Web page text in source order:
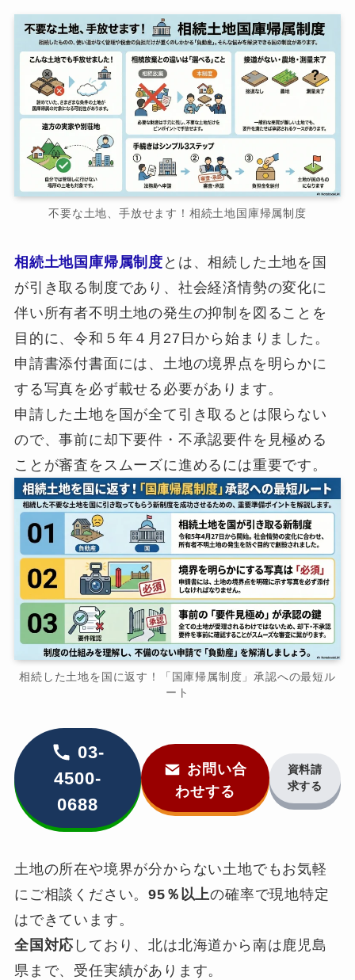
不要な土地、手放せます！相続土地国庫帰属制度
相続土地国庫帰属制度 とは、相続した土地を国
が引き取る制度であり、社会経済情勢の変化に
伴い所有者不明土地の発生の抑制を図ることを
目的に、令和５年４月27日から始まりました。
申請書添付書面には、土地の境界点を明らかに
する写真を必ず載せる必要があります。
申請した土地を国が全て引き取るとは限らない
ので、事前に却下要件・不承認要件を見極める
ことが審査をスムーズに進めるには重要です。
相続した土地を国に返す！「国庫帰属制度」承認への最短ル
ート
03-
4500-
0688
お問い合
わせする
資料請
求する
土地の所在や境界が分からない土地でもお気軽
にご相談ください。95％以上の確率で現地特定
はできています。
全国対応 しており、北は北海道から南は鹿児島
県まで、受任実績があります。